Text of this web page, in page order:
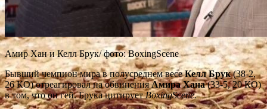
Амир Хан и Келл Брук/ фото: BoxingScene
Бывший чемпион мира в полусреднем весеКелл Брук(38-2,
26 КО) отреагировал на обвиненияАмира Хана(33-5, 20 КО)
в том, что он гей. Брука цитируетBoxingScene.